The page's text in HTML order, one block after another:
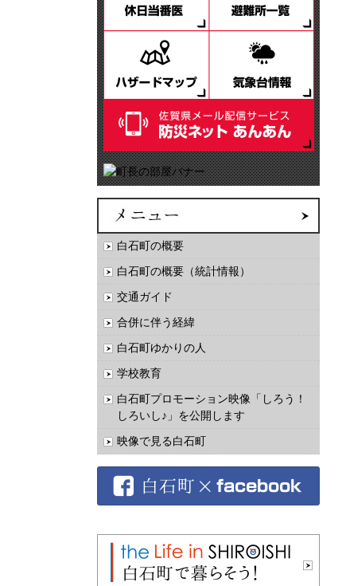
白石町の概要
白石町の概要（統計情報）
交通ガイド
合併に伴う経緯
白石町ゆかりの人
学校教育
白石町プロモーション映像「しろう！
しろいし♪」を公開します
映像で見る白石町